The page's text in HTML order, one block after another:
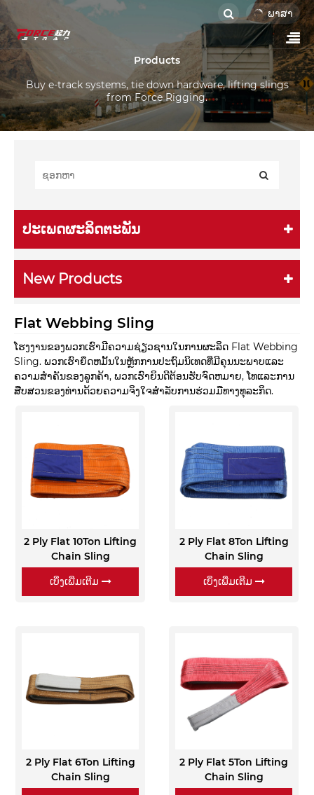
ພາສາ
Products
Buy e-track systems, tie down hardware, lifting slings
from Force Rigging.
ປະເພດຜະລິດຕະພັນ
New Products
Flat Webbing Sling
ໂຮງງານຂອງພວກເຮົາມີຄວາມຊ່ຽວຊານໃນການຜະລິດ Flat Webbing
Sling. ພວກເຮົາຍຶດຫມັ້ນໃນຫຼັກການປະຖົມນິເທດທີ່ມີຄຸນນະພາບແລະ
ຄວາມສໍາຄັນຂອງລູກຄ້າ, ພວກເຮົາຍິນດີຕ້ອນຮັບຈົດຫມາຍ, ໂທແລະການ
ສືບສວນຂອງທ່ານດ້ວຍຄວາມຈິງໃຈສໍາລັບການຮ່ວມມືທາງທຸລະກິດ.
2 Ply Flat 10Ton Lifting
Chain Sling
ເບິ່ງເພີ່ມເຕີມ
2 Ply Flat 8Ton Lifting
Chain Sling
ເບິ່ງເພີ່ມເຕີມ
2 Ply Flat 6Ton Lifting
Chain Sling
2 Ply Flat 5Ton Lifting
Chain Sling